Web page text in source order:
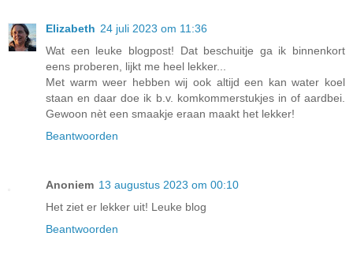
Elizabeth 24 juli 2023 om 11:36
Wat een leuke blogpost! Dat beschuitje ga ik binnenkort
eens proberen, lijkt me heel lekker...
Met warm weer hebben wij ook altijd een kan water koel
staan en daar doe ik b.v. komkommerstukjes in of aardbei.
Gewoon nèt een smaakje eraan maakt het lekker!
Beantwoorden
Anoniem 13 augustus 2023 om 00:10
Het ziet er lekker uit! Leuke blog
Beantwoorden